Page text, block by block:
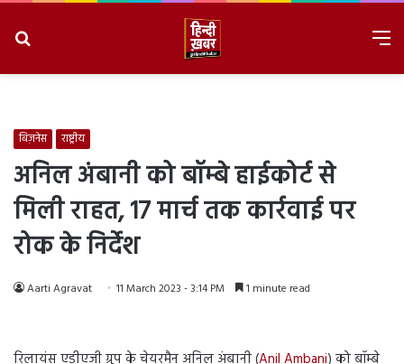
बिज़नेस राष्ट्रीय
अनिल अंबानी को बॉम्बे हाईकोर्ट से
मिली राहत,17 मार्च तक कार्रवाई पर
रोक के निर्देश
Aarti Agravat 11 March 2023 - 3:14 PM 1 minute read